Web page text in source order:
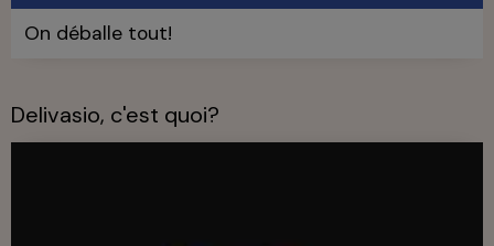
On déballe tout!
Delivasio, c'est quoi?